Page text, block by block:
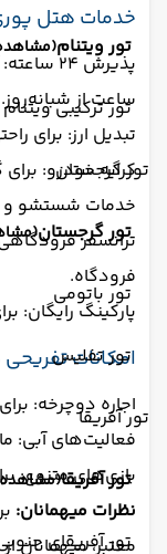
تور ویتنام
تور ترکیبی ویتنام
تور گرجستان
تور گرجستان
تور باتومی
تور تفلیس
تور آفریقا
تور آفریقا
تور آفریقای
خدمات هتل
پذیرش
ساعت از شبانه‌روز.
تبدیل ارز: برای
کرایه خودرو:
خدمات شستشو و
ترانسفر
فرودگاه.
پارکینگ رایگان:
امکانات
اجاره دوچرخه:
فعالیت‌های آبی:
بازی‌های متنوع:
نظرات میهمانان:
معتبر، میهمانان